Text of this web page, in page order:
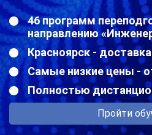
46 программ
направлению
Красноярск -
Самые низкие цены -
Полностью
Пройти